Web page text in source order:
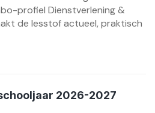
profiel Dienstverlening &
de lesstof actueel, praktisch
2026-2027